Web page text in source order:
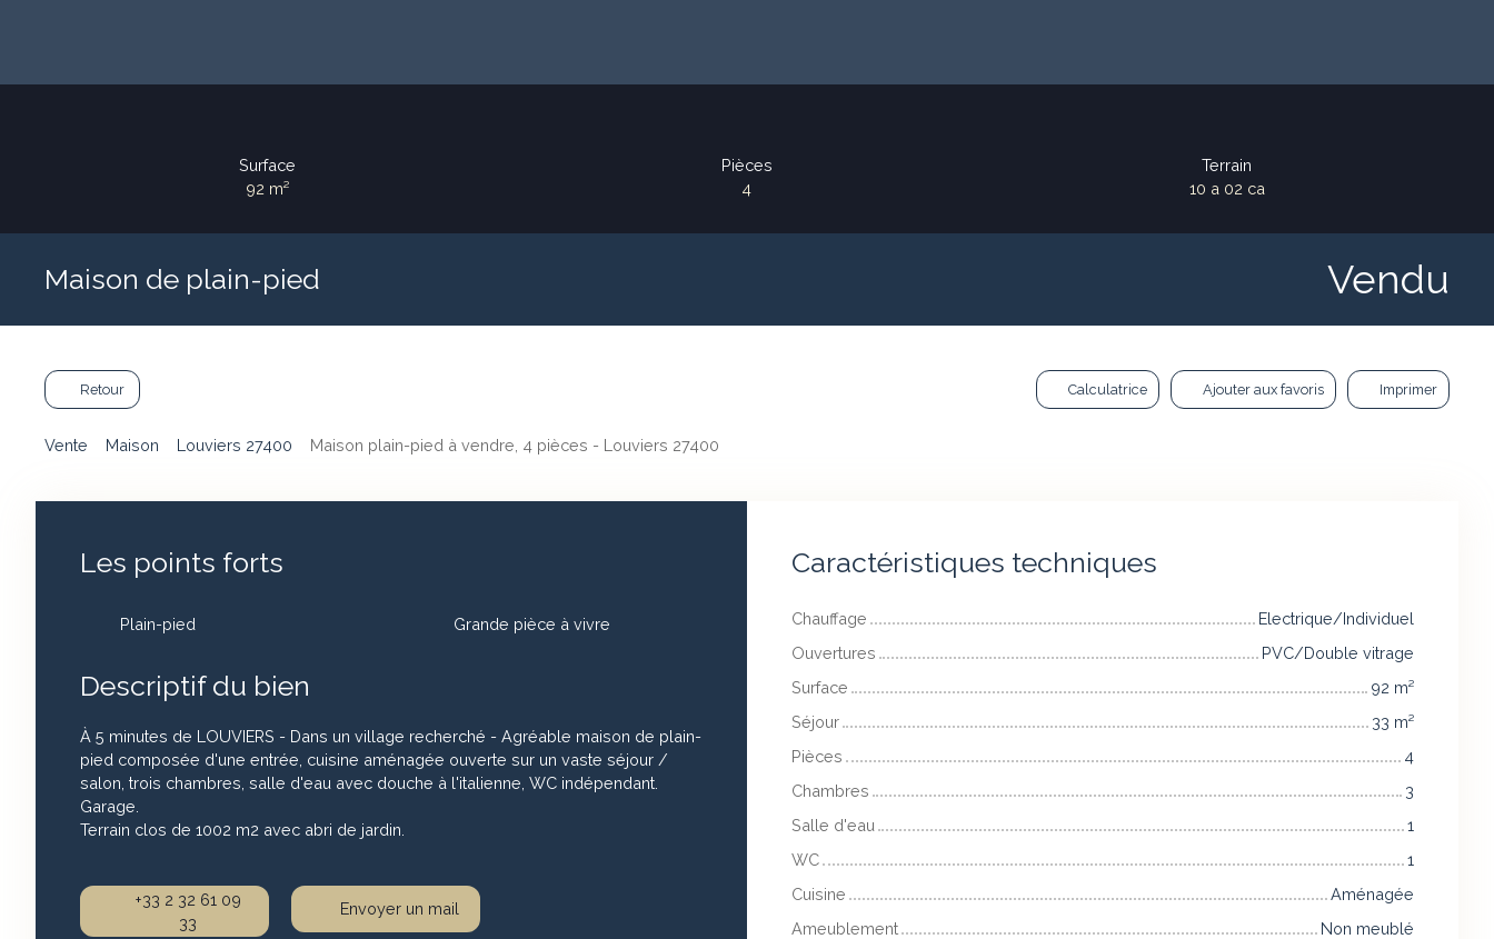
Surface
92 m²
Pièces
4
Terrain
10 a 02 ca
Maison de plain-pied Vendu
Retour Calculatrice Ajouter aux favoris Imprimer
Vente Maison Louviers 27400 Maison plain-pied à vendre, 4 pièces - Louviers 27400
Les points forts
Plain-pied Grande pièce à vivre
Descriptif du bien
À 5 minutes de LOUVIERS - Dans un village recherché - Agréable maison de plain-
pied composée d'une entrée, cuisine aménagée ouverte sur un vaste séjour /
salon, trois chambres, salle d'eau avec douche à l'italienne, WC indépendant.
Garage.
Terrain clos de 1002 m2 avec abri de jardin.
+33 2 32 61 09
33
Envoyer un mail
Caractéristiques techniques
Chauffage
Electrique/Individuel
Ouvertures
PVC/Double vitrage
Surface
92 m²
Séjour
33 m²
Pièces
4
Chambres
3
Salle d'eau
1
WC
1
Cuisine
Aménagée
Ameublement
Non meublé